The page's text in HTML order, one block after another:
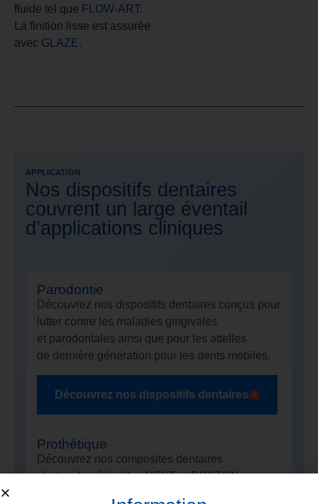
fluide tel que FLOW-ART.
La finition lisse est assurée
avec GLAZE.
APPLICATION
Nos dispositifs dentaires
couvrent un large éventail
d’applications cliniques
Parodontie
Découvrez nos dispositifs dentaires conçus pour
lutter contre les maladies gingivales
et parodontales ainsi que pour les attelles
de dernière génération pour les dents mobiles.
Découvrez nos dispositifs dentaires
Prothétique
Découvrez nos composites dentaires
photopolymérisables NEXT et BOSTON pour